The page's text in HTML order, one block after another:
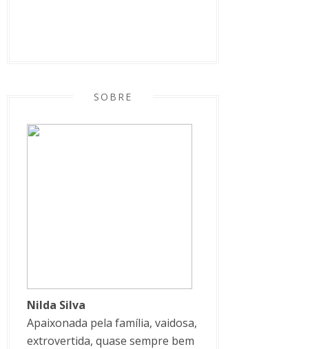
SOBRE
Nilda Silva
Apaixonada pela família, vaidosa,
extrovertida, quase sempre bem